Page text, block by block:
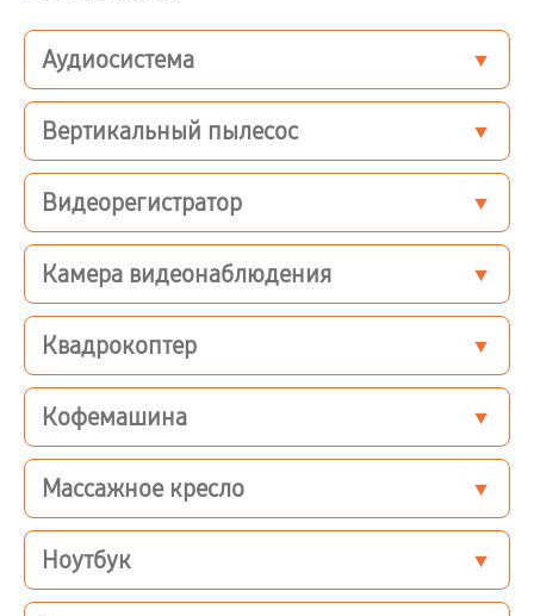
Аудиосистема
Вертикальный пылесос
Видеорегистратор
Камера видеонаблюдения
Квадрокоптер
Кофемашина
Массажное кресло
Ноутбук